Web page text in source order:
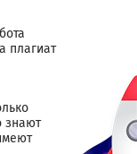
плагиат
знают